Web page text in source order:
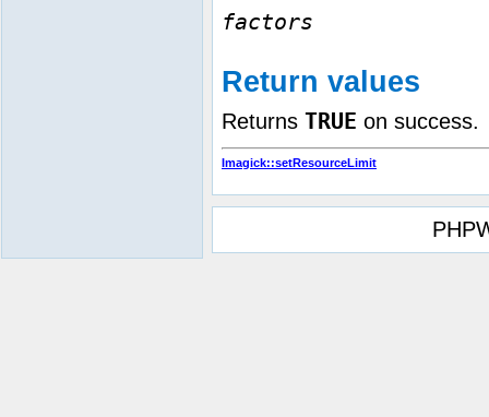
factors
Return values
Returns TRUE on success.
Imagick::setResourceLimit